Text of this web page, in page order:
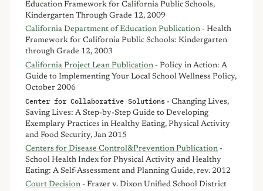
Education Framework for California Public Schools,
Kindergarten Through Grade 12, 2009
California Department of Education Publication - Health
Framework for California Public Schools: Kindergarten
through Grade 12, 2003
California Project Lean Publication - Policy in Action: A
Guide to Implementing Your Local School Wellness Policy,
October 2006
Center for Collaborative Solutions - Changing Lives,
Saving Lives: A Step-by-Step Guide to Developing
Exemplary Practices in Healthy Eating, Physical Activity
and Food Security, Jan 2015
Centers for Disease Control&Prevention Publication -
School Health Index for Physical Activity and Healthy
Eating: A Self-Assessment and Planning Guide, rev. 2012
Court Decision - Frazer v. Dixon Unified School District